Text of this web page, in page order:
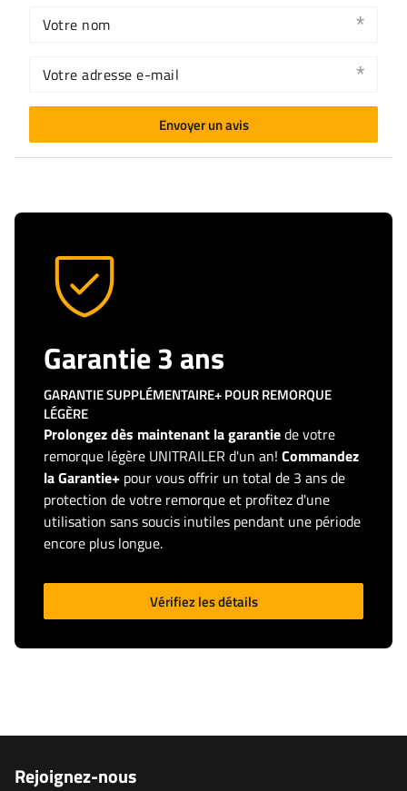
Votre nom
Votre adresse e-mail
Envoyer un avis
Garantie 3 ans
GARANTIE SUPPLÉMENTAIRE+ POUR REMORQUE
LÉGÈRE
Prolongez dès maintenant la garantiede votre
remorque légère UNITRAILER d'un an! Commandez
la Garantie+ pour vous offrir un total de 3 ans de
protection de votre remorque et profitez d'une
utilisation sans soucis inutiles pendant une période
encore plus longue.
Vérifiez les détails
Rejoignez-nous